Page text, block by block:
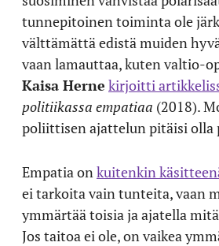
tunnepitoinen toiminta ole
välttämättä edistä muiden
vaan lamauttaa, kuten valtio-
Kaisa Herne kirjoitti
politiikassa empatiaa (2018).
poliittisen ajattelun pitäisi olla
Empatia onkuitenkin
ei tarkoita vain tunteita, vaan
ymmärtää toisia ja ajatella
Jos taitoa ei ole, on vaikea